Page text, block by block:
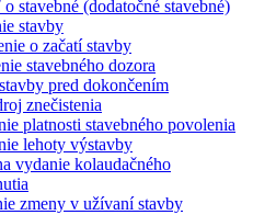
stavebné (dodatočné stavebné)
stavby
o začatí stavby
stavebného dozora
pred dokončením
znečistenia
platnosti stavebného povolenia
lehoty výstavby
vydanie kolaudačného
zmeny v užívaní stavby